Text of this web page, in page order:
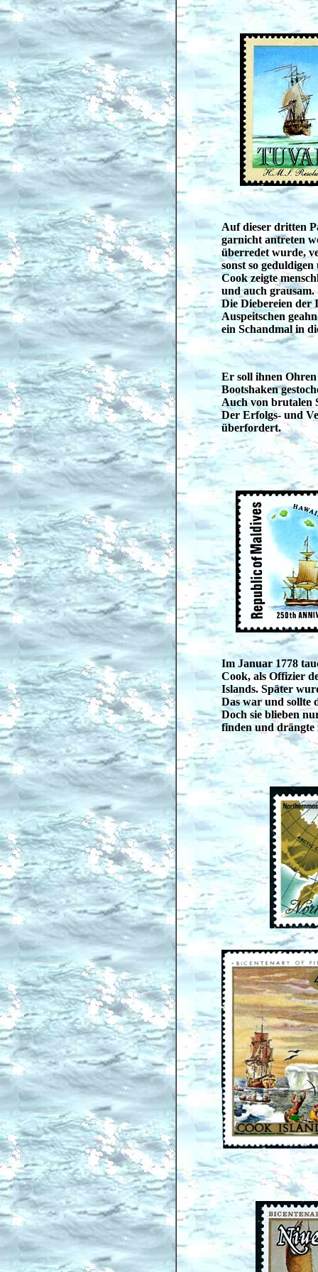
Auf dieser dritten
garnicht antreten
überredet wurde,
sonst so
Cook zeigte
und auch grausam.
Die Diebereien der
Auspeitschen
ein Schandmal in
Er soll ihnen Ohren
Bootshaken
Auch von brutalen
Der Erfolgs- und
überfordert.
Im Januar 1778
Cook, als Offizier
Islands. Später
Das war und sollte
Doch sie blieben
finden und